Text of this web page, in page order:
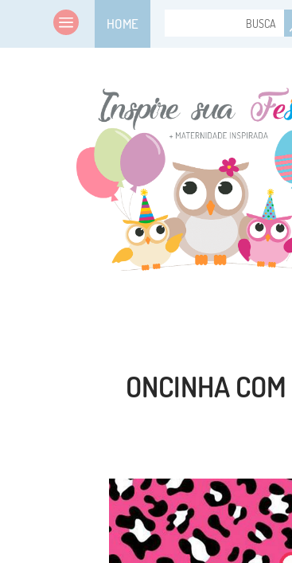
HOME
ONCINHA